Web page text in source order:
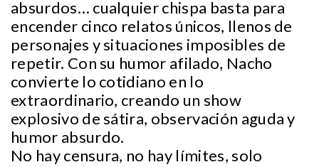
absurdos… cualquier chispa basta para
encender cinco relatos únicos, llenos de
personajes y situaciones imposibles de
repetir. Con su humor afilado, Nacho
convierte lo cotidiano en lo
extraordinario, creando un show
explosivo de sátira, observación aguda y
humor absurdo.
No hay censura, no hay límites, solo